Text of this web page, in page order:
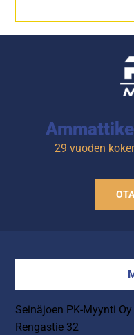
29 vuoden
Seinäjoen PK-Myynti Oy
Rengastie 32